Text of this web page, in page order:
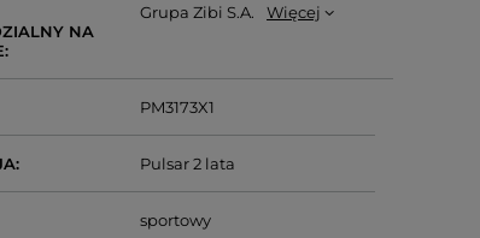
NA
Grupa Zibi S.A. Więcej
PM3173X1
Pulsar 2 lata
sportowy